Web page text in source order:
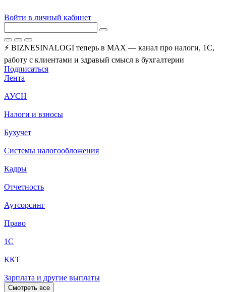
Войти в личный кабинет
⚡ BIZNESINALOGI теперь в MAX — канал про налоги, 1С,
работу с клиентами и здравый смысл в бухгалтерии
Подписаться
Лента
АУСН
Налоги и взносы
Бухучет
Системы налогообложения
Кадры
Отчетность
Аутсорсинг
Право
1С
ККТ
Зарплата и другие выплаты
Смотреть все